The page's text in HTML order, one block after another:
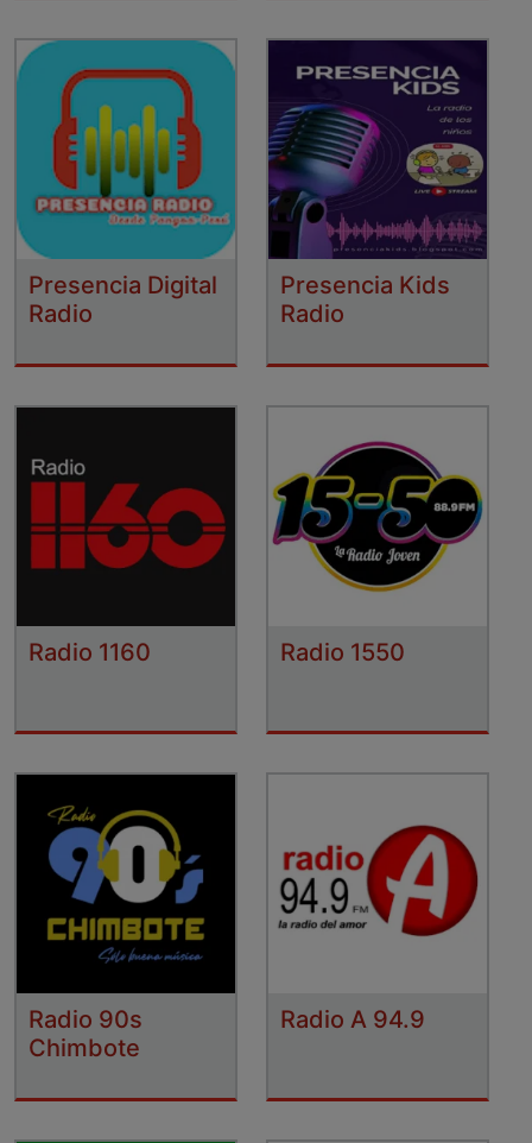
Presencia Digital
Radio
Presencia Kids
Radio
Radio 1160 Radio 1550
Radio 90s
Chimbote
Radio A 94.9